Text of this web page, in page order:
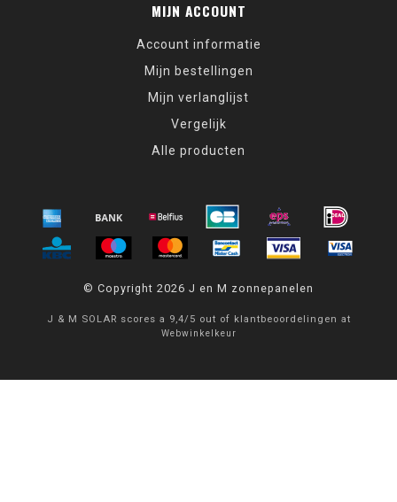
MIJN ACCOUNT
Account informatie
Mijn bestellingen
Mijn verlanglijst
Vergelijk
Alle producten
© Copyright 2026 J en M zonnepanelen
J & M SOLAR scores a 9,4/ 5 out of klantbeoordelingen at
Webwinkelkeur